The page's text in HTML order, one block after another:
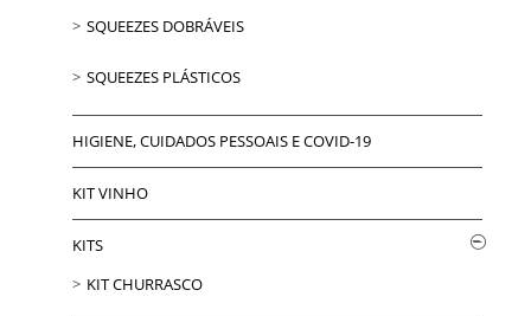
SQUEEZES DOBRÁVEIS
SQUEEZES PLÁSTICOS
HIGIENE, CUIDADOS PESSOAIS E COVID-19
KIT VINHO
KITS
KIT CHURRASCO